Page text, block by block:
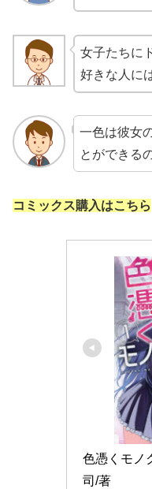
女子たちに
好きな人に
一色は彼女
とができる
コミックス購入はこちら
色憑くモノ
司/著